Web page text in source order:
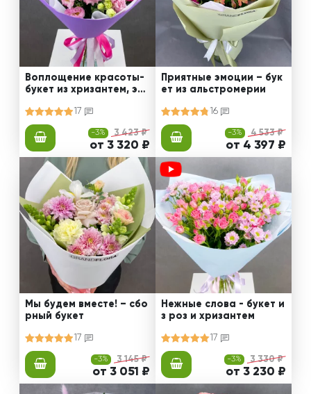
Воплощение красоты-
букет из хризантем, эус
17
-3% 3 423 ₽
от 3 320 ₽
Приятные эмоции – бук
ет из альстромерии
16
-3% 4 533 ₽
от 4 397 ₽
Мы будем вместе! – сбо
рный букет
17
-3% 3 145 ₽
от 3 051 ₽
Нежные слова - букет и
з роз и хризантем
17
-3% 3 330 ₽
от 3 230 ₽